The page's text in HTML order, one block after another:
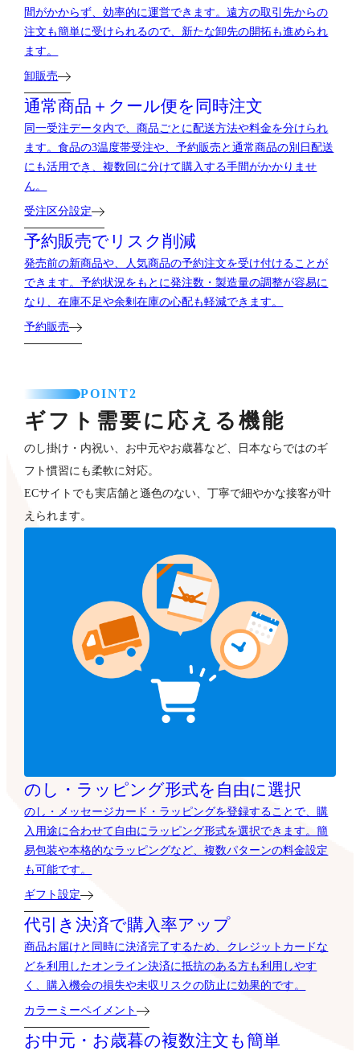
間がかからず、効率的に運営できます。遠方の取引先からの
注文も簡単に受けられるので、新たな卸先の開拓も進められ
ます。
卸販売
通常商品＋クール便を同時注文
同一受注データ内で、商品ごとに配送方法や料金を分けられ
ます。食品の3温度帯受注や、予約販売と通常商品の別日配送
にも活用でき、複数回に分けて購入する手間がかかりませ
ん。
受注区分設定
予約販売でリスク削減
発売前の新商品や、人気商品の予約注文を受け付けることが
できます。予約状況をもとに発注数・製造量の調整が容易に
なり、在庫不足や余剰在庫の心配も軽減できます。
予約販売
POINT2
ギフト需要に応える機能
のし掛け・内祝い、お中元やお歳暮など、日本ならではのギ
フト慣習にも柔軟に対応。
ECサイトでも実店舗と遜色のない、丁寧で細やかな接客が叶
えられます。
のし・ラッピング形式を自由に選択
のし・メッセージカード・ラッピングを登録することで、購
入用途に合わせて自由にラッピング形式を選択できます。簡
易包装や本格的なラッピングなど、複数パターンの料金設定
も可能です。
ギフト設定
代引き決済で購入率アップ
商品お届けと同時に決済完了するため、クレジットカードな
どを利用したオンライン決済に抵抗のある方も利用しやす
く、購入機会の損失や未収リスクの防止に効果的です。
カラーミーペイメント
お中元・お歳暮の複数注文も簡単